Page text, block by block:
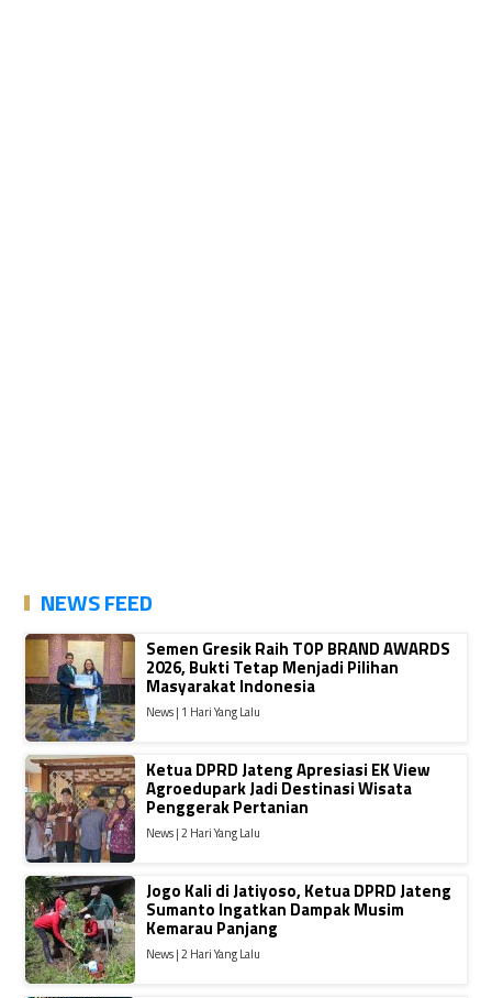
NEWS FEED
Semen Gresik Raih TOP BRAND AWARDS
2026, Bukti Tetap Menjadi Pilihan
Masyarakat Indonesia
News | 1 Hari Yang Lalu
Ketua DPRD Jateng Apresiasi EK View
Agroedupark Jadi Destinasi Wisata
Penggerak Pertanian
News | 2 Hari Yang Lalu
Jogo Kali di Jatiyoso, Ketua DPRD Jateng
Sumanto Ingatkan Dampak Musim
Kemarau Panjang
News | 2 Hari Yang Lalu